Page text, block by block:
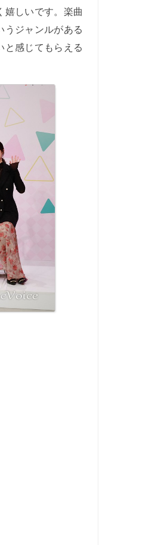
しいです。楽曲
うジャンルがある
と感じてもらえる